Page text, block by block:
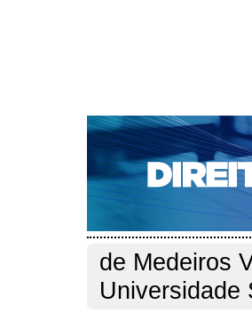
CAPA SOBRE
NOTÍCIAS
EDIÇÕES DE Nº
Capa>Pesquisa> Perfil do autor
Perfil do autor
de Medeiros
Universidade